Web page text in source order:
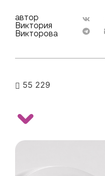
автор
Виктория
Викторова
55 229